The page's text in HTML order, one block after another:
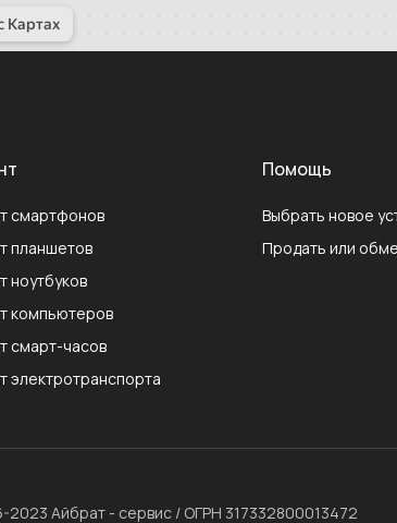
смартфонов
планшетов
ноутбуков
компьютеров
смарт-часов
электротранспорта
Помощь
Выбрать новое
Продать или
2023 Айбрат - сервис / ОГРН 317332800013472